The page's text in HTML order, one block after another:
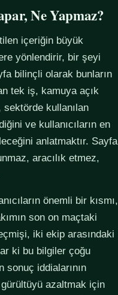
Ne Yapmaz?
içeriğin büyük
yönlendirir, bir şeyi
bilinçli olarak bunların
tek iş, kamuya açık
sektörde kullanılan
ve kullanıcıların en
anlatmaktır. Sayfa
aracılık etmez,
önemli bir kısmı,
son on maçtaki
iki ekip arasındaki
ki bu bilgiler çoğu
sonuç iddialarının
azaltmak için